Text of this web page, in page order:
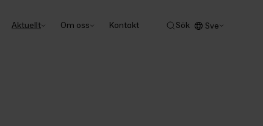
Aktuellt Om oss Kontakt Sök Sve